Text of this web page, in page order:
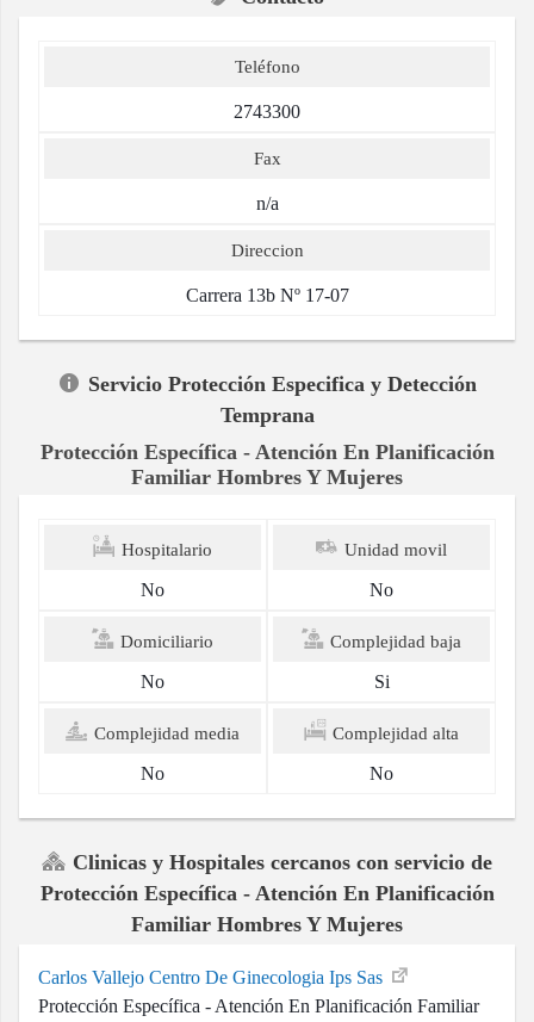
Teléfono
2743300
Fax
n/a
Direccion
Carrera 13b Nº 17-07
Servicio Protección Especifica y Detección
Temprana
Protección Específica - Atención En Planificación
Familiar Hombres Y Mujeres
Hospitalario
No
Unidad movil
No
Domiciliario
No
Complejidad baja
Si
Complejidad media
No
Complejidad alta
No
Clinicas y Hospitales cercanos con servicio de
Protección Específica - Atención En Planificación
Familiar Hombres Y Mujeres
Carlos Vallejo Centro De Ginecologia Ips Sas
Protección Específica - Atención En Planificación Familiar